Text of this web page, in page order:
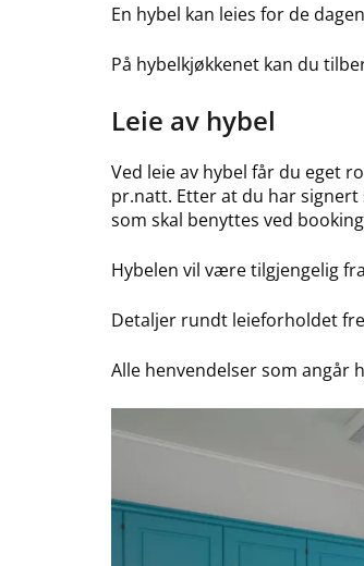
En hybel kan leies for de
På hybelkjøkkenet kan du
Leie av hybel
Ved leie av hybel får du eget
pr.natt. Etter at du har
som skal benyttes ved
Hybelen vil være tilgjengelig
Detaljer rundt leieforholdet
Alle henvendelser som angår